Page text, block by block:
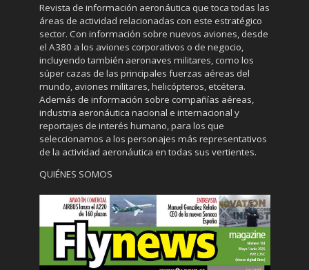
Revista de información aeronáutica que toca todas las
áreas de actividad relacionadas con este estratégico
sector. Con información sobre nuevos aviones, desde
el A380 a los aviones corporativos o de negocio,
incluyendo también aeronaves militares, como los
súper cazas de las principales fuerzas aéreas del
mundo, aviones militares, helicópteros, etcétera.
Además de información sobre compañías aéreas,
industria aeronáutica nacional e internacional y
reportajes de interés humano, para los que
seleccionamos a los personajes más representativos
de la actividad aeronáutica en todas sus vertientes.
QUIÉNES SOMOS